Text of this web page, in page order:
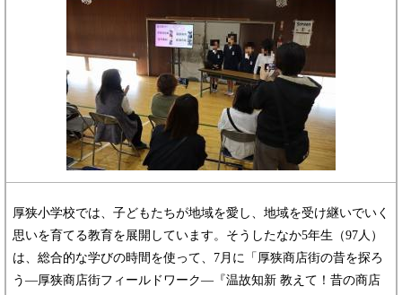
厚狭小学校では、子どもたちが地域を愛し、地域を受け継いでいく
思いを育てる教育を展開しています。そうしたなか5年生（97人）
は、総合的な学びの時間を使って、7月に「厚狭商店街の昔を探ろ
う―厚狭商店街フィールドワーク―『温故知新 教えて！昔の商店